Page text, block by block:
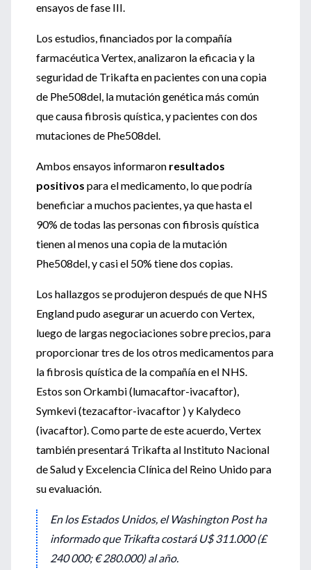
ensayos de fase III.
Los estudios, financiados por la compañía
farmacéutica Vertex, analizaron la eficacia y la
seguridad de Trikafta en pacientes con una copia
de Phe508del, la mutación genética más común
que causa fibrosis quística, y pacientes con dos
mutaciones de Phe508del.
Ambos ensayos informaron resultados
positivos para el medicamento, lo que podría
beneficiar a muchos pacientes, ya que hasta el
90% de todas las personas con fibrosis quística
tienen al menos una copia de la mutación
Phe508del, y casi el 50% tiene dos copias.
Los hallazgos se produjeron después de que NHS
England pudo asegurar un acuerdo con Vertex,
luego de largas negociaciones sobre precios, para
proporcionar tres de los otros medicamentos para
la fibrosis quística de la compañía en el NHS.
Estos son Orkambi (lumacaftor-ivacaftor),
Symkevi (tezacaftor-ivacaftor ) y Kalydeco
(ivacaftor). Como parte de este acuerdo, Vertex
también presentará Trikafta al Instituto Nacional
de Salud y Excelencia Clínica del Reino Unido para
su evaluación.
En los Estados Unidos, el Washington Post ha
informado que Trikafta costará U$ 311.000 (£
240 000; € 280.000) al año.